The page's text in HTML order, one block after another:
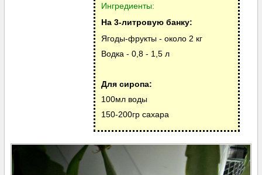
Ингредиенты:
На 3-литровую банку:
Ягоды-фрукты - около 2 кг
Водка - 0,8 - 1,5 л
Для сиропа:
100мл воды
150-200гр сахара